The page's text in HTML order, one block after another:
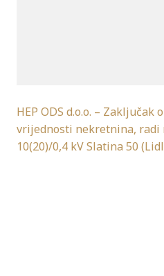
HEP ODS d.o.o. –
vrijednosti nekretnina, radi
10(20)/0,4 kV Slatina 50